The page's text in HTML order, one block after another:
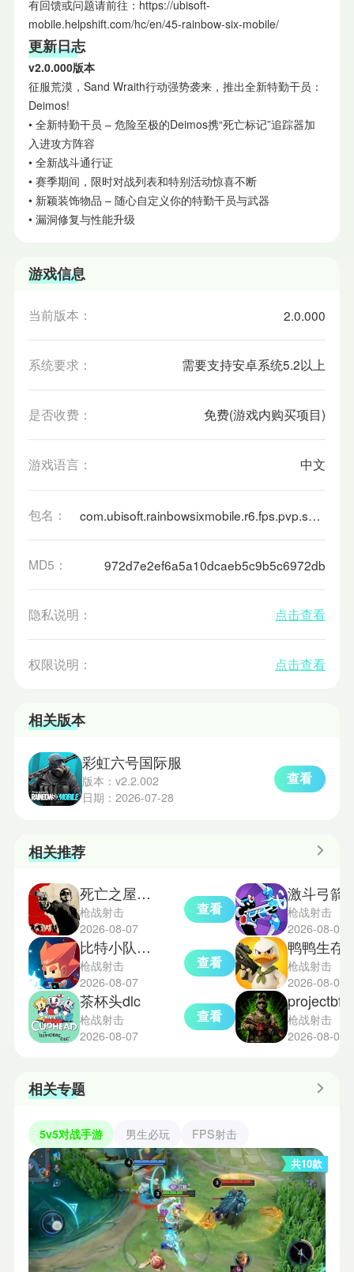
有回馈或问题请前往：https://ubisoft-
mobile.helpshift.com/hc/en/45-rainbow-six-mobile/
更新日志
v2.0.000版本
征服荒漠，Sand Wraith行动强势袭来，推出全新特勤干员：
Deimos!
• 全新特勤干员 – 危险至极的Deimos携“死亡标记”追踪器加
入进攻方阵容
• 全新战斗通行证
• 赛季期间，限时对战列表和特别活动惊喜不断
• 新颖装饰物品 – 随心自定义你的特勤干员与武器
• 漏洞修复与性能升级
游戏信息
当前版本： 2.0.000
系统要求： 需要支持安卓系统5.2以上
是否收费： 免费(游戏内购买项目)
游戏语言： 中文
包名： com.ubisoft.rainbowsixmobile.r6.fps.pvp.shooter.kbinstaller
MD5： 972d7e2ef6a5a10dcaeb5c9b5c6972db
隐私说明： 点击查看
权限说明： 点击查看
相关版本
彩虹六号国际服
版本：v2.2.002
日期：2026-07-28
查看
相关推荐
死亡之屋过度杀戮手机版
枪战射击
2026-08-07
查看
比特小队移植版
枪战射击
2026-08-07
查看
茶杯头dlc
枪战射击
2026-08-07
查看
激斗弓箭
枪战射击
2026-08-06
枪战射击
2026-08-06
枪战射击
2026-08-06
相关专题
5v5对战手游 男生必玩 FPS射击
共10款